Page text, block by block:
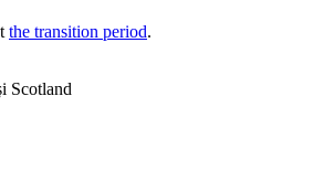
the transition period.
Scotland